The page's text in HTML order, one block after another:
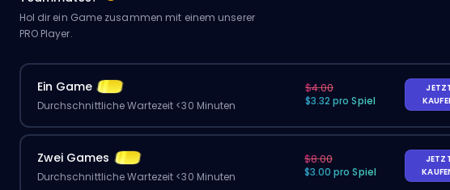
Hol dir ein Game zusammen mit einem unserer
PRO Player.
Ein Game
Durchschnittliche Wartezeit <30 Minuten
$4.00
$3.32 pro Spiel
Zwei Games
Durchschnittliche Wartezeit <30 Minuten
$8.00
$3.00 pro Spiel